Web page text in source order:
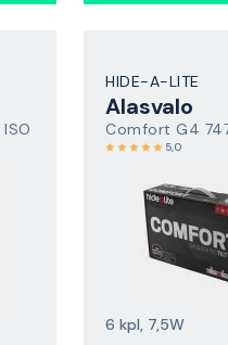
HIDE-A-LITE
Alasvalo
Comfort G4
5,0
6 kpl, 7,5W